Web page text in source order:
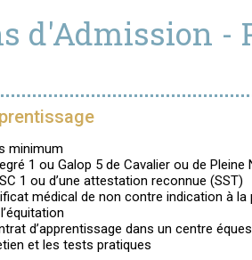
d'Admission -
minimum
1 ou Galop 5 de Cavalier ou de Pleine
1 ou d’une attestation reconnue (SST)
médical de non contre indication à la
d’apprentissage dans un centre
et les tests pratiques